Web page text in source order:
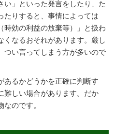
い」といった発言をしたり、た
たりすると、事情によっては
時効の利益の放棄等）」と扱わ
くなるおそれがあります。厳し
つい言ってしまう方が多いので
あるかどうかを正確に判断す
難しい場合があります。だか
のです。